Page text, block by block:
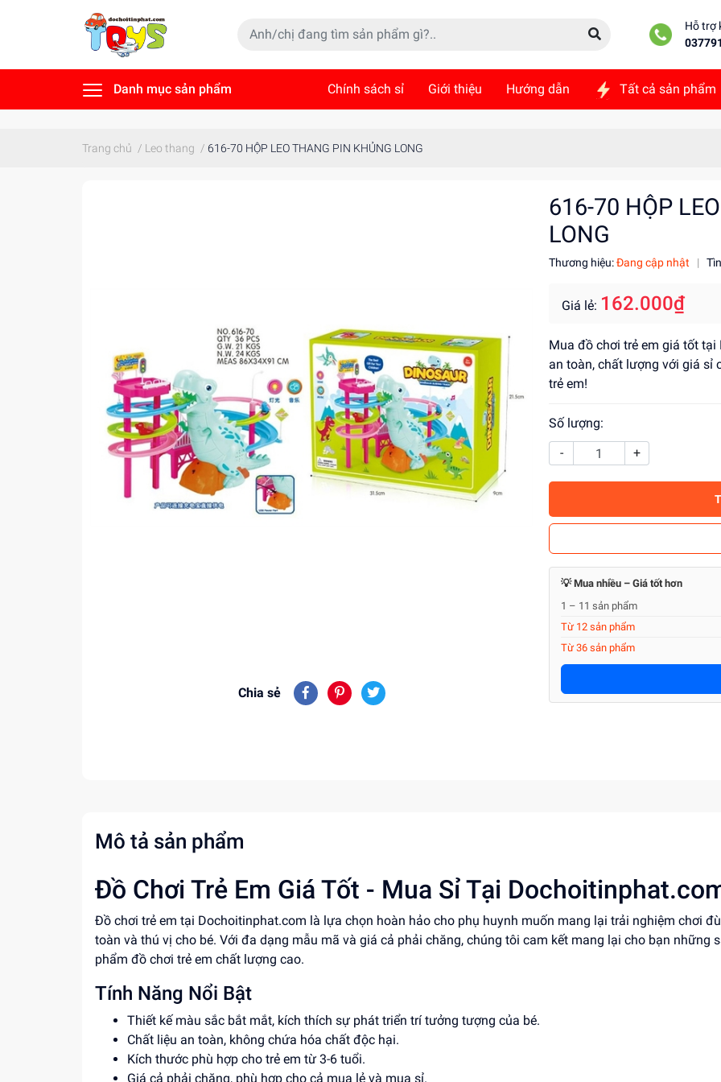
Hỗ trợ
Danh mục sản phẩm Chính sách sỉ Giới thiệu Hướng dẫn Tất cả sản phẩm
Trang chủ / Leo thang / 616-70 HỘP LEO THANG PIN KHỦNG LONG
Chia sẻ
616-70 HỘP
LONG
Thương hiệu:Đang cập nhật |
Giá lẻ: 162.000₫
Mua đồ chơi trẻ em giá tốt
an toàn, chất lượng với giá sỉ
trẻ em!
Số lượng:
-
+
💡 Mua nhiều – Giá tốt hơn
1 – 11 sản phẩm
Từ 12 sản phẩm
Từ 36 sản phẩm
Mô tả sản phẩm
Đồ Chơi Trẻ Em Giá Tốt - Mua Sỉ Tại
Đồ chơi trẻ em tại Dochoitinphat.com là lựa chọn hoàn hảo cho phụ huynh muốn mang lại trải nghiệm chơi
toàn và thú vị cho bé. Với đa dạng mẫu mã và giá cả phải chăng, chúng tôi cam kết mang lại cho bạn những
phẩm đồ chơi trẻ em chất lượng cao.
Tính Năng Nổi Bật
Thiết kế màu sắc bắt mắt, kích thích sự phát triển trí tưởng tượng của bé.
Chất liệu an toàn, không chứa hóa chất độc hại.
Kích thước phù hợp cho trẻ em từ 3-6 tuổi.
Giá cả phải chăng, phù hợp cho cả mua lẻ và mua sỉ.